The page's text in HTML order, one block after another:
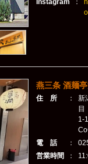
Instagram
：
燕三条 酒麺
住 所 ：
新
目
1-
電 話
：
営業時間
：